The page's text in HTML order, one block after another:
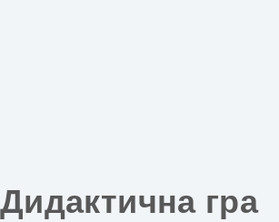
Дидактична гра